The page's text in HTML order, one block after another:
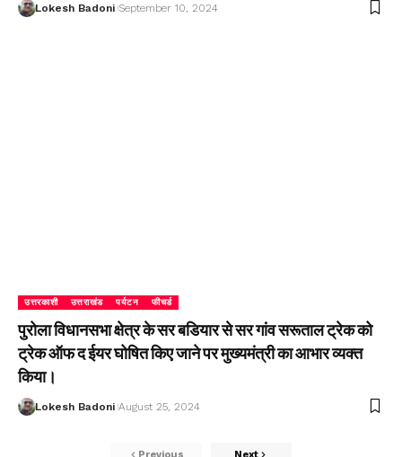
Lokesh Badoni September 10, 2024
उत्तरकाशी उत्तराखंड पर्यटन फीचर्ड
पुरोला विधानसभा क्षेत्र के सर बडियार से सर गांव सरूताल ट्रेक को
ट्रेक ऑफ द ईयर घोषित किए जाने पर मुख्यमंत्री का आभार व्यक्त
किया।
Lokesh Badoni August 25, 2024